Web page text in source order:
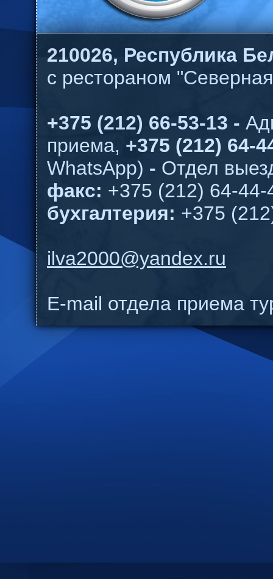
210026, Республика
с рестораном
+375 (212) 66-53-13 -
приема, +375 (212) 64-
WhatsApp) - Отдел
факс: +375 (212) 64-44-
бухгалтерия: +375
ilva2000@yandex.ru
E-mail отдела приема